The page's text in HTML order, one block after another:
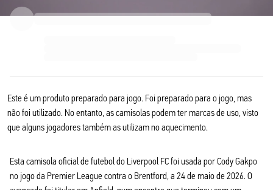
Este é um produto preparado para jogo. Foi preparado para o jogo, mas
não foi utilizado. No entanto, as camisolas podem ter marcas de uso, visto
que alguns jogadores também as utilizam no aquecimento.
Esta camisola oficial de futebol do Liverpool FC foi usada por Cody Gakpo
no jogo da Premier League contra o Brentford, a 24 de maio de 2026. O